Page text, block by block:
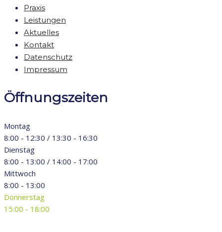
Praxis
Leistungen
Aktuelles
Kontakt
Datenschutz
Impressum
Öffnungszeiten
Montag
8:00 - 12:30 / 13:30 - 16:30
Dienstag
8:00 - 13:00 / 14:00 - 17:00
Mittwoch
8:00 - 13:00
Donnerstag
15:00 - 18:00